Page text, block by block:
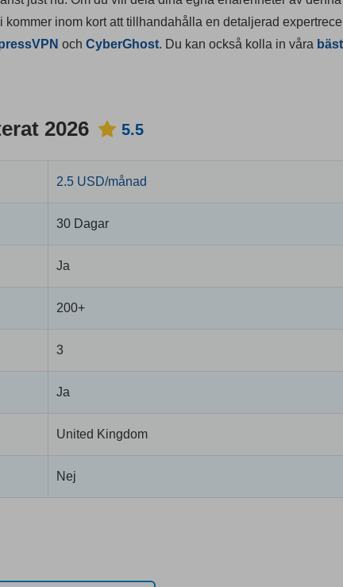
inom kort att tillhandahålla en detaljerad
och CyberGhost. Du kan också kolla in våra bäst
2026 5.5
2.5 USD/månad
30 Dagar
Ja
200+
3
Ja
United Kingdom
Nej